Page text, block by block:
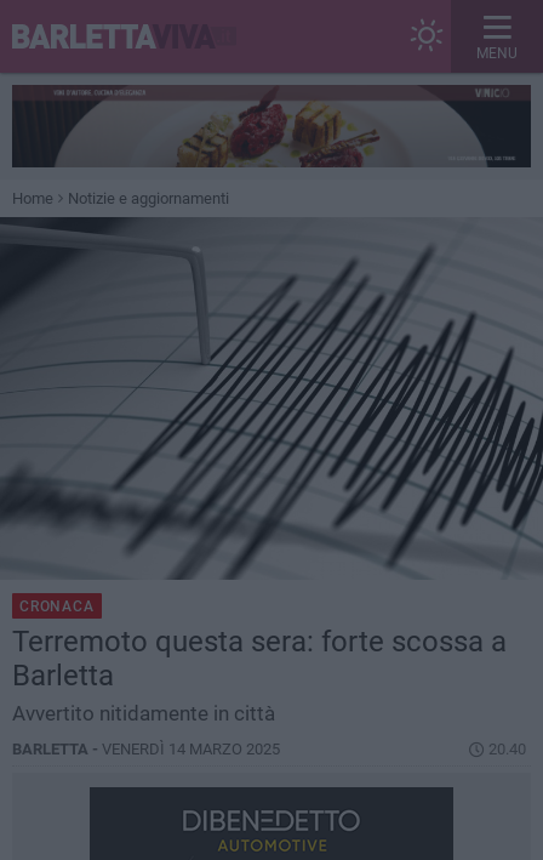
MENU
Home Notizie e aggiornamenti
CRONACA
Terremoto questa sera: forte scossa a
Barletta
Avvertito nitidamente in città
BARLETTA - VENERDÌ 14 MARZO 2025 20.40